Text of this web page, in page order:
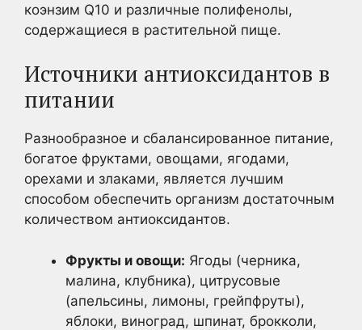
коэнзим Q10 и различные полифенолы,
содержащиеся в растительной пище.
Источники антиоксидантов в
питании
Разнообразное и сбалансированное питание,
богатое фруктами, овощами, ягодами,
орехами и злаками, является лучшим
способом обеспечить организм достаточным
количеством антиоксидантов.
Фрукты и овощи: Ягоды (черника,
малина, клубника), цитрусовые
(апельсины, лимоны, грейпфруты),
яблоки, виноград, шпинат, брокколи,